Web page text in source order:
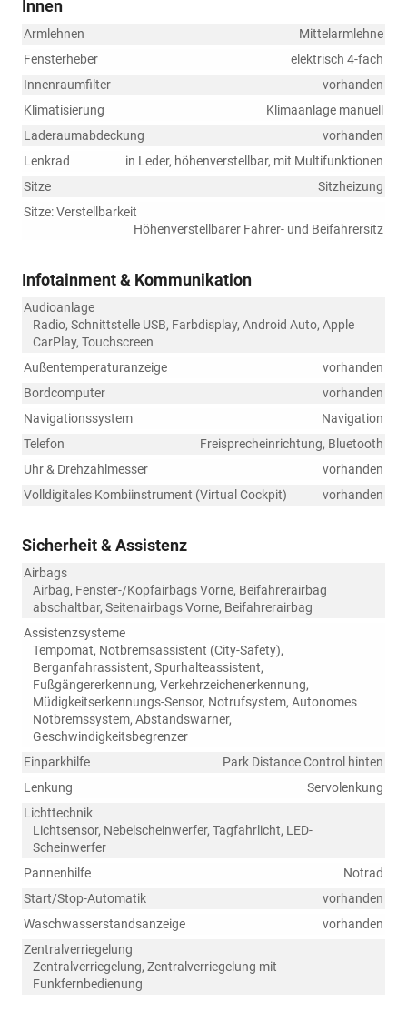
Innen
Armlehnen
Mittelarmlehne
Fensterheber
elektrisch 4-fach
Innenraumfilter
vorhanden
Klimatisierung
Klimaanlage manuell
Laderaumabdeckung
vorhanden
Lenkrad
in Leder, höhenverstellbar, mit Multifunktionen
Sitze
Sitzheizung
Sitze: Verstellbarkeit
Höhenverstellbarer Fahrer- und Beifahrersitz
Infotainment & Kommunikation
Audioanlage
Radio, Schnittstelle USB, Farbdisplay, Android Auto, Apple
CarPlay, Touchscreen
Außentemperaturanzeige
vorhanden
Bordcomputer
vorhanden
Navigationssystem
Navigation
Telefon
Freisprecheinrichtung, Bluetooth
Uhr & Drehzahlmesser
vorhanden
Volldigitales Kombiinstrument (Virtual Cockpit)
vorhanden
Sicherheit & Assistenz
Airbags
Airbag, Fenster-/Kopfairbags Vorne, Beifahrerairbag
abschaltbar, Seitenairbags Vorne, Beifahrerairbag
Assistenzsysteme
Tempomat, Notbremsassistent (City-Safety),
Berganfahrassistent, Spurhalteassistent,
Fußgängererkennung, Verkehrzeichenerkennung,
Müdigkeitserkennungs-Sensor, Notrufsystem, Autonomes
Notbremssystem, Abstandswarner,
Geschwindigkeitsbegrenzer
Einparkhilfe
Park Distance Control hinten
Lenkung
Servolenkung
Lichttechnik
Lichtsensor, Nebelscheinwerfer, Tagfahrlicht, LED-
Scheinwerfer
Pannenhilfe
Notrad
Start/Stop-Automatik
vorhanden
Waschwasserstandsanzeige
vorhanden
Zentralverriegelung
Zentralverriegelung, Zentralverriegelung mit
Funkfernbedienung